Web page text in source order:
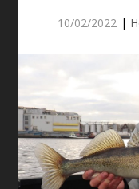
10/02/2022 |